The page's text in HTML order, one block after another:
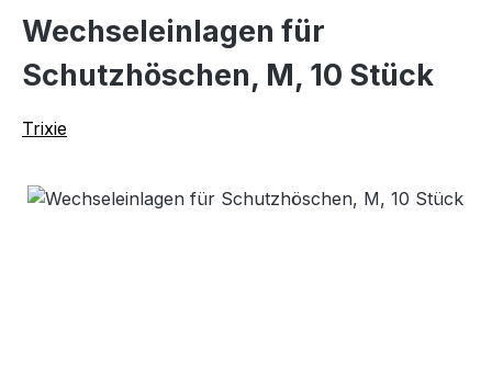
Wechseleinlagen für
Schutzhöschen, M, 10 Stück
Trixie
Bildergalerie überspringen